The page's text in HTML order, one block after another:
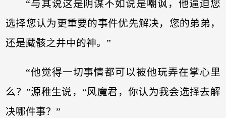
“与其说这是阴谋不如说是嘲讽，他逼迫您
选择您认为更重要的事件优先解决，您的弟弟，
还是藏骸之井中的神。”
“他觉得一切事情都可以被他玩弄在掌心里
么？”源稚生说，“风魔君，你认为我会选择去解
决哪件事？”